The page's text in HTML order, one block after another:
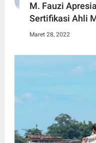
M. Fauzi
Sertifikasi Ahli
Maret 28, 2022